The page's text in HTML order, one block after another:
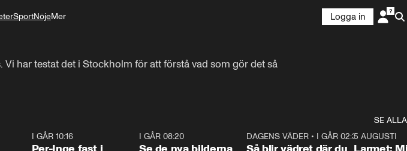
SportNöjeMer
Logga in
har testat det i Stockholm för att förstå vad som gör det så
SE ALLA
I GÅR 10:16 I GÅR 08:20 1:06
DAGENS VÄDER • I GÅR 02:305 AUGUSTI